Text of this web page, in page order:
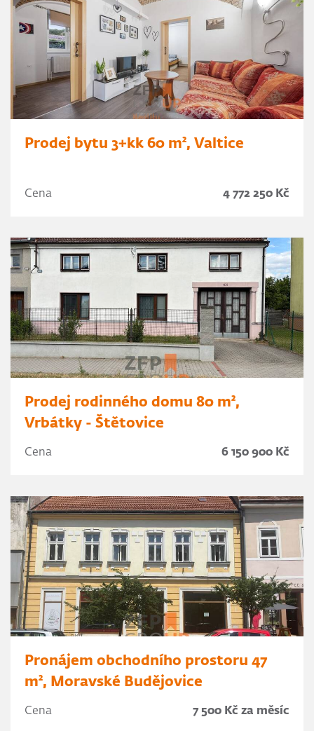
Prodej bytu 3+kk 60 m², Valtice
Cena 4 772 250 Kč
Prodej rodinného domu 80 m²,
Vrbátky - Štětovice
Cena 6 150 900 Kč
Pronájem obchodního prostoru 47
m², Moravské Budějovice
Cena 7 500 Kč za měsíc